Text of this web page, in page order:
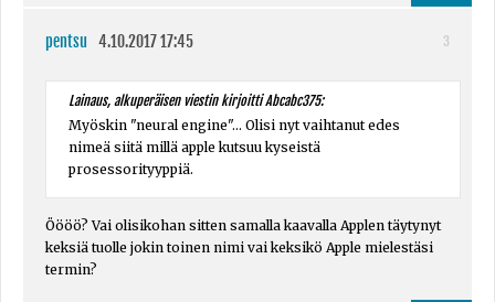
pentsu 4.10.2017 17:45 3
Lainaus, alkuperäisen viestin kirjoitti Abcabc375:
Myöskin "neural engine"... Olisi nyt vaihtanut edes
nimeä siitä millä apple kutsuu kyseistä
prosessorityyppiä.
Öööö? Vai olisikohan sitten samalla kaavalla Applen täytynyt
keksiä tuolle jokin toinen nimi vai keksikö Apple mielestäsi
termin?